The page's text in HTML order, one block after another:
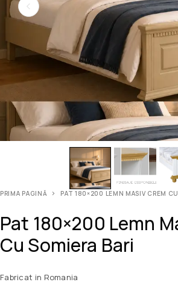
PRIMA PAGINĂ PAT 180×200 LEMN MASIV CREM
Pat 180×200 Lemn
Cu Somiera Bari
Fabricat in Romania